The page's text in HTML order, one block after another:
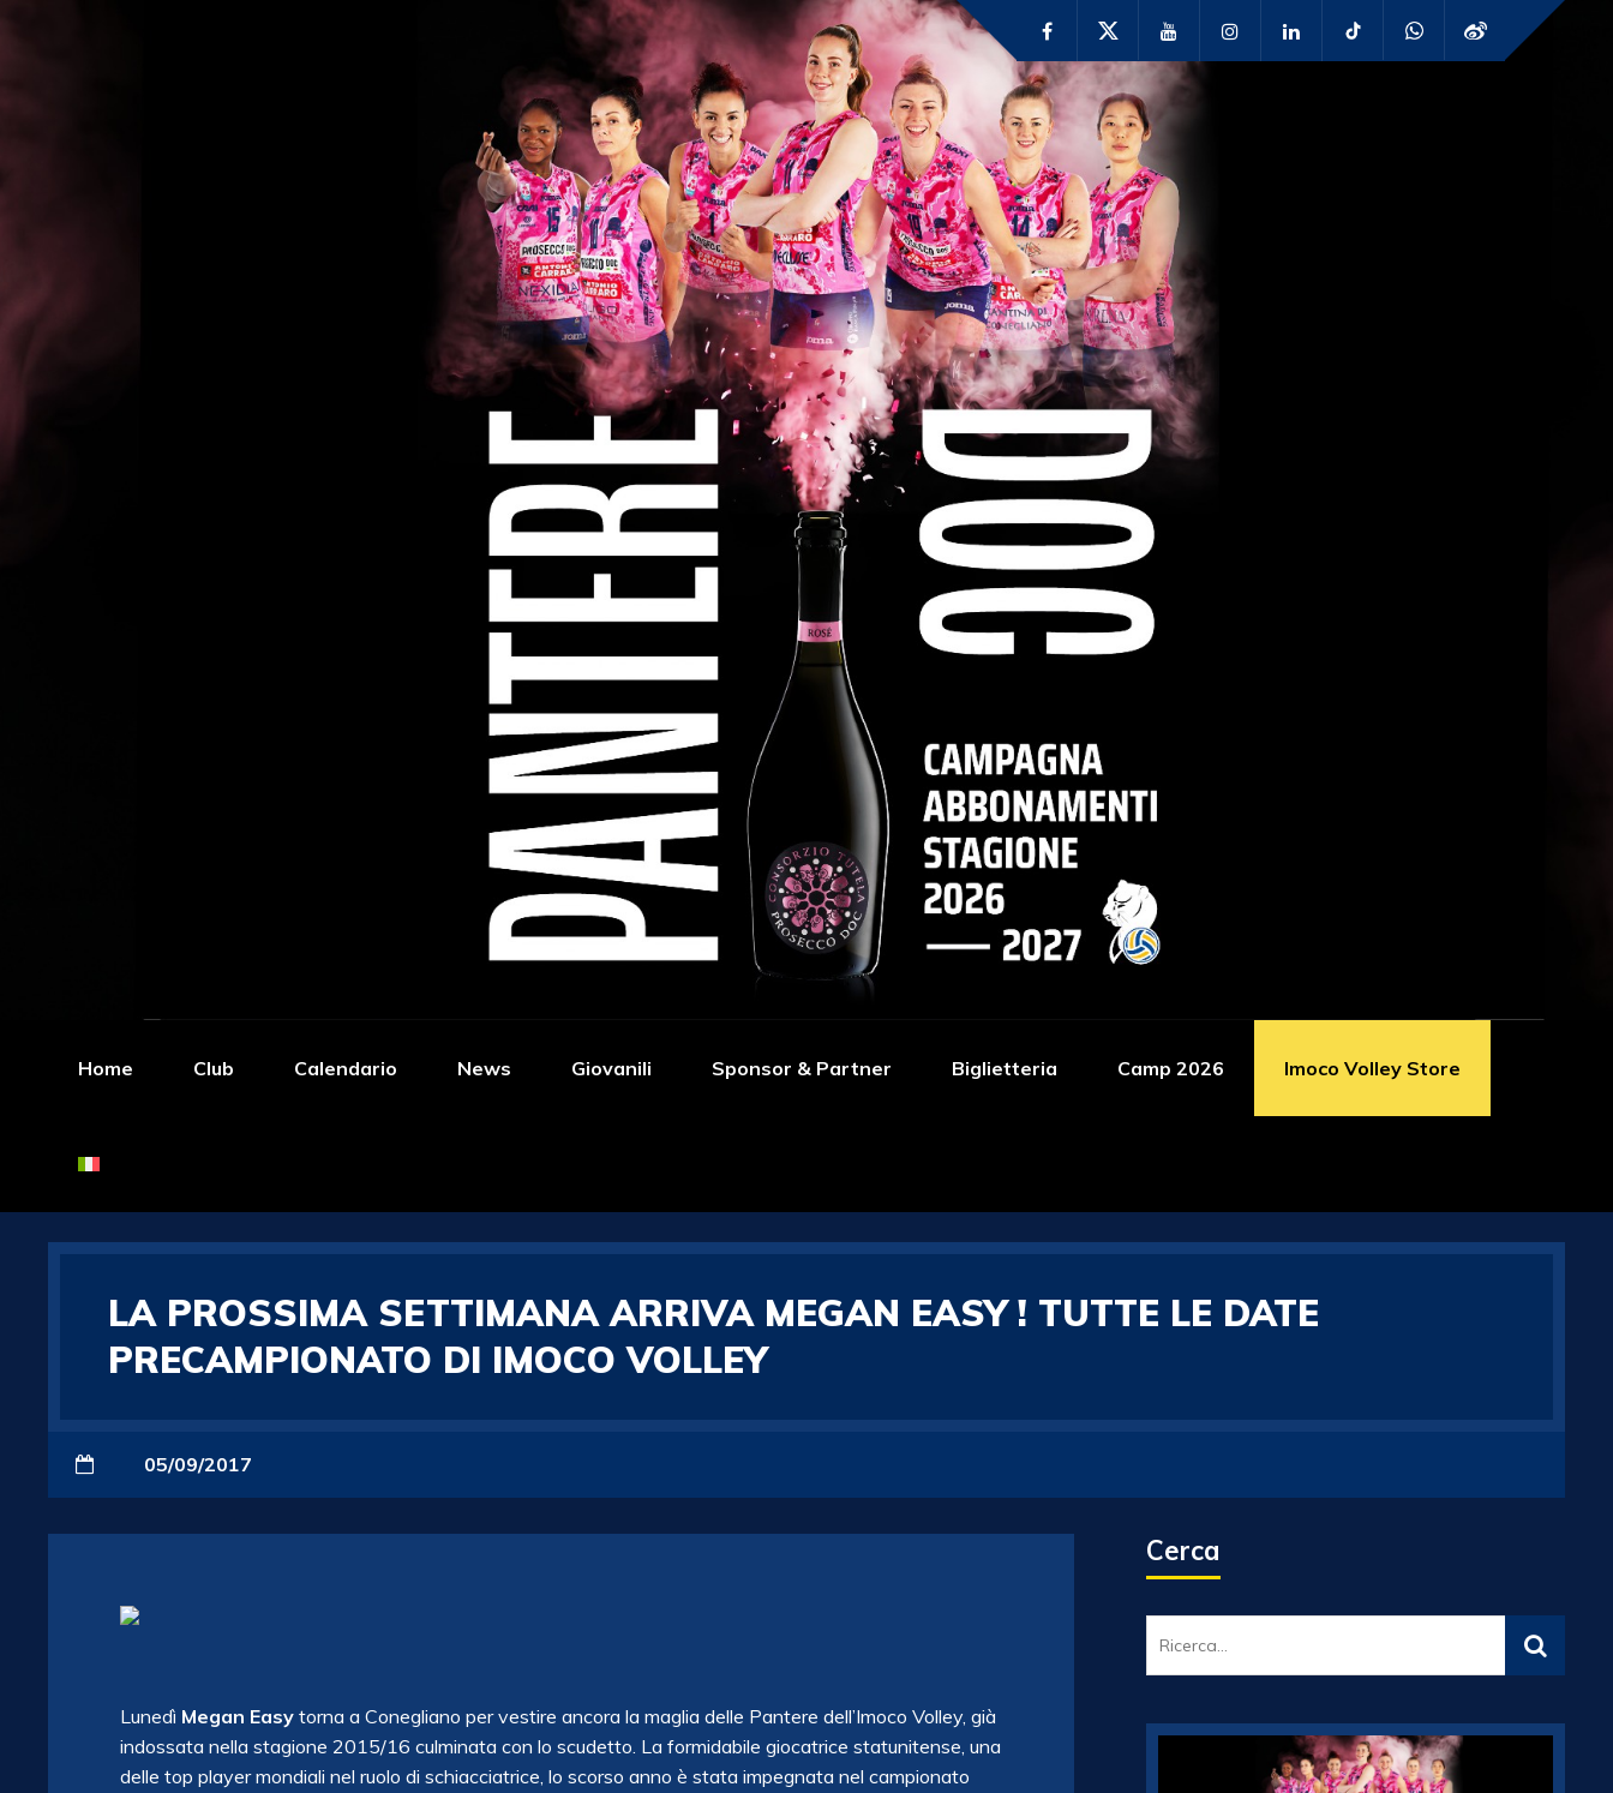
Home Club Calendario News Giovanili Sponsor & Partner Biglietteria Camp 2026 Imoco Volley Store
LA PROSSIMA SETTIMANA ARRIVA MEGAN EASY ! TUTTE LE DATE
PRECAMPIONATO DI IMOCO VOLLEY
05/09/2017
Lunedì Megan Easy torna a Conegliano per vestire ancora la maglia delle Pantere dell’Imoco Volley, già
indossata nella stagione 2015/16 culminata con lo scudetto. La formidabile giocatrice statunitense, una
delle top player mondiali nel ruolo di schiacciatrice, lo scorso anno è stata impegnata nel campionato
Cerca